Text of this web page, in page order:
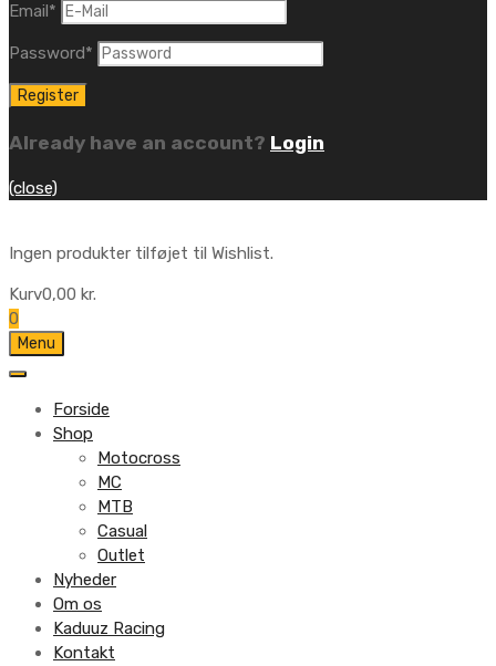
Email*
Password*
Already have an account? Login
(close)
Ingen produkter tilføjet til Wishlist.
Kurv0,00 kr.
0
Menu
Forside
Shop
Motocross
MC
MTB
Casual
Outlet
Nyheder
Om os
Kaduuz Racing
Kontakt